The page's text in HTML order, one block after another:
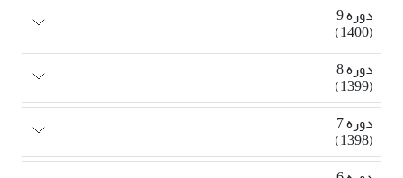
دوره 9
(1400)
دوره 8
(1399)
دوره 7
(1398)